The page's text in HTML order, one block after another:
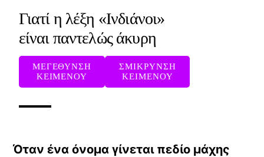
Γιατί η λέξη «Ινδιάνοι»
είναι παντελώς άκυρη
ΜΕΓΕΘΥΝΣΗ
ΚΕΙΜΕΝΟΥ
ΣΜΙΚΡΥΝΣΗ
ΚΕΙΜΕΝΟΥ
Όταν ένα όνομα γίνεται πεδίο μάχης